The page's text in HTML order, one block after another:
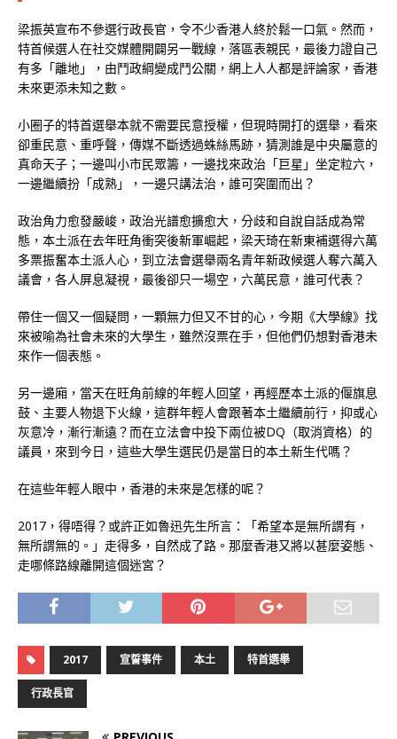
梁振英宣布不參選行政長官，令不少香港人終於鬆一口氣。然而，
特首候選人在社交媒體開闢另一戰線，落區表親民，最後力證自己
有多「離地」，由鬥政綱變成鬥公關，網上人人都是評論家，香港
未來更添未知之數。
小圈子的特首選舉本就不需要民意授權，但現時開打的選舉，看來
卻重民意、重呼聲，傳媒不斷透過蛛絲馬跡，猜測誰是中央屬意的
真命天子；一邊叫小市民眾籌，一邊找來政治「巨星」坐定粒六，
一邊繼續扮「成熟」，一邊只講法治，誰可突圍而出？
政治角力愈發嚴峻，政治光譜愈擴愈大，分歧和自說自話成為常
態，本土派在去年旺角衝突後新軍崛起，梁天琦在新東補選得六萬
多票振奮本土派人心，到立法會選舉兩名青年新政候選人奪六萬入
議會，各人屏息凝視，最後卻只一場空，六萬民意，誰可代表？
帶住一個又一個疑問，一顆無力但又不甘的心，今期《大學線》找
來被喻為社會未來的大學生，雖然沒票在手，但他們仍想對香港未
來作一個表態。
另一邊廂，當天在旺角前線的年輕人回望，再經歷本土派的偃旗息
鼓、主要人物退下火線，這群年輕人會跟著本土繼續前行，抑或心
灰意冷，漸行漸遠？而在立法會中投下兩位被DQ（取消資格）的
議員，來到今日，這些大學生選民仍是當日的本土新生代嗎？
在這些年輕人眼中，香港的未來是怎樣的呢？
2017，得唔得？或許正如魯迅先生所言：「希望本是無所謂有，
無所謂無的。」走得多，自然成了路。那麼香港又將以甚麼姿態、
走哪條路線離開這個迷宮？
2017 宣誓事件 本土 特首選舉
行政長官